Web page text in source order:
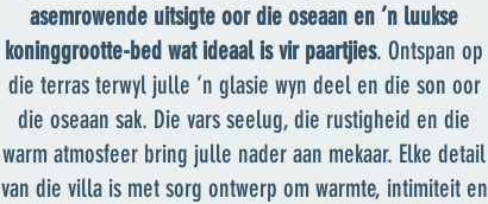
asemrowende uitsigte oor die oseaan en ’n luukse
koninggrootte-bed wat ideaal is vir paartjies. Ontspan op
die terras terwyl julle ’n glasie wyn deel en die son oor
die oseaan sak. Die vars seelug, die rustigheid en die
warm atmosfeer bring julle nader aan mekaar. Elke detail
van die villa is met sorg ontwerp om warmte, intimiteit en